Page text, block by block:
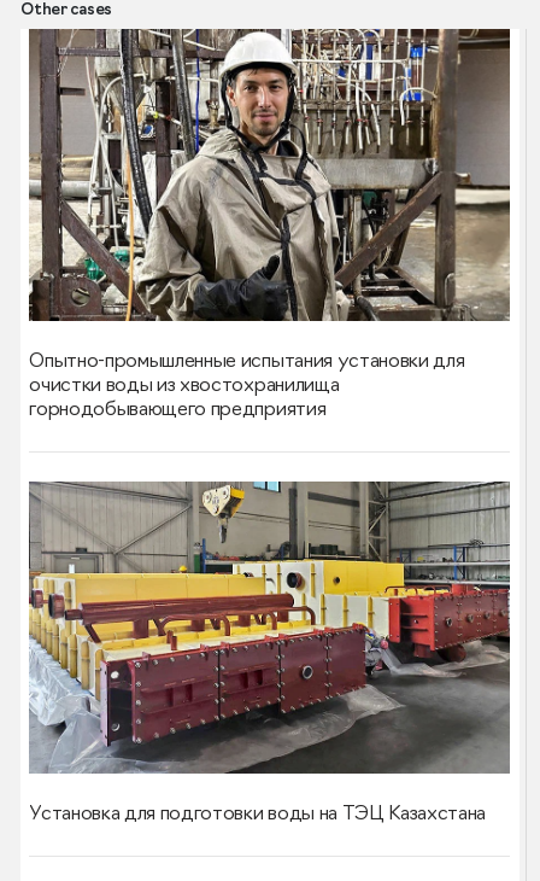
Other cases
Опытно-промышленные испытания установки для
очистки воды из хвостохранилища
горнодобывающего предприятия
Установка для подготовки воды на ТЭЦ Казахстана